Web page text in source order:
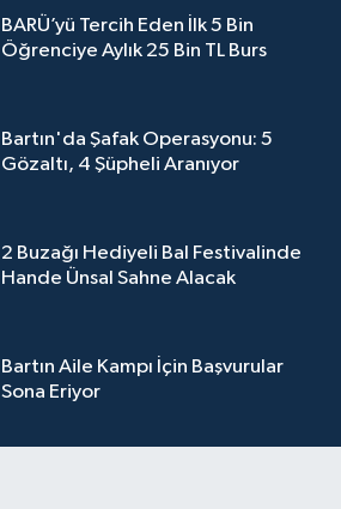
BARÜ’yü Tercih Eden İlk 5 Bin
Öğrenciye Aylık 25 Bin TL Burs
Bartın'da Şafak Operasyonu: 5
Gözaltı, 4 Şüpheli Aranıyor
2 Buzağı Hediyeli Bal Festivalinde
Hande Ünsal Sahne Alacak
Bartın Aile Kampı İçin Başvurular
Sona Eriyor